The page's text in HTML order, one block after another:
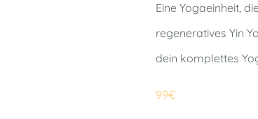
Eine Yogaeinheit,
regeneratives Yin
dein komplettes
99€